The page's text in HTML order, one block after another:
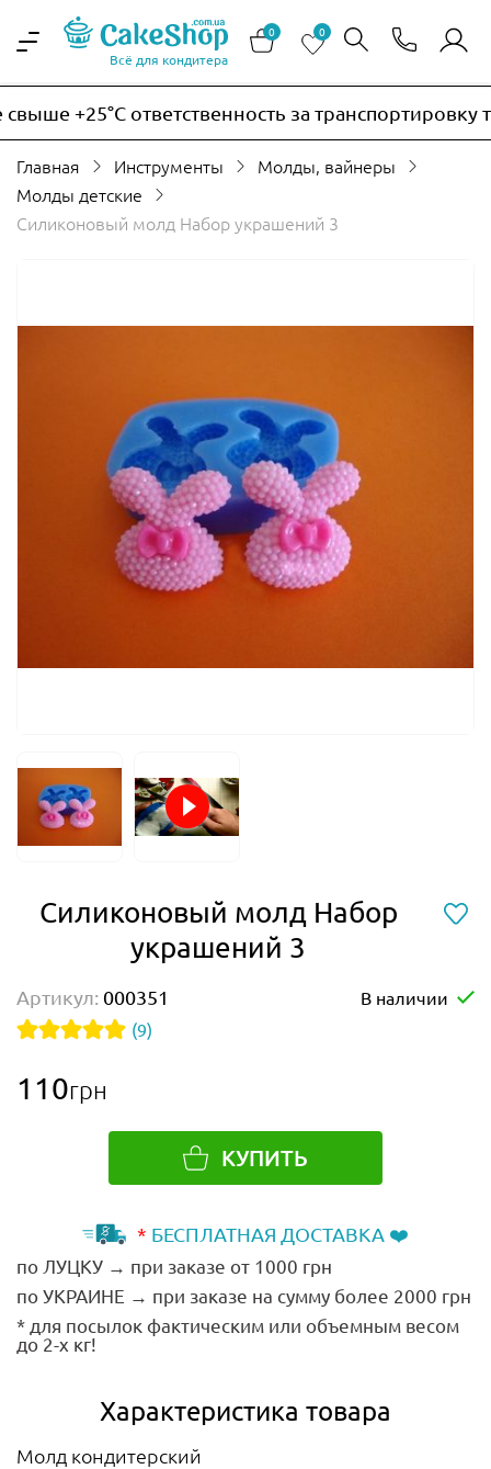
Всё для кондитера
0 0
+25°C ответственность за транспортировку
Главная Инструменты
Молды, вайнеры
Молды детские
Силиконовый молд Набор украшений 3
Силиконовый молд Набор
украшений 3
Артикул: 000351
В наличии
(9)
110грн
КУПИТЬ
* БЕСПЛАТНАЯ ДОСТАВКА ❤️
по ЛУЦКУ → при заказе от 1000 грн
по УКРАИНЕ → при заказе на сумму более 2000 грн
* для посылок фактическим или объемным весом
до 2-х кг!
Характеристика товара
Молд кондитерский